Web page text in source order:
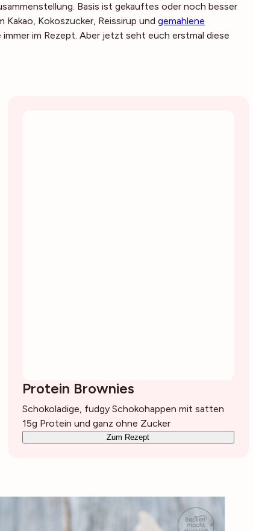
Basis ist gekauftes oder noch besser
Kakao, Kokoszucker, Reissirup und gemahlene
im Rezept. Aber jetzt seht euch erstmal diese
Protein Brownies
Schokoladige, fudgy Schokohappen mit satten
15g Protein und ganz ohne Zucker
Zum Rezept